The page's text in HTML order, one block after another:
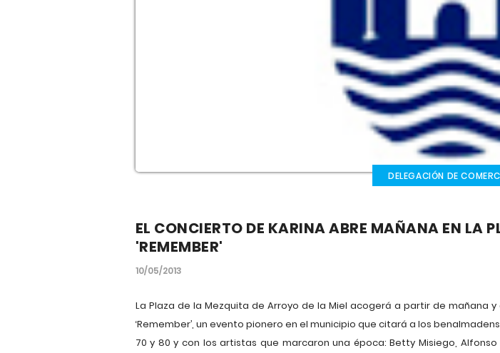
DELEGACIÓN DE
EL CONCIERTO DE KARINA ABRE MAÑANA EN LA
'REMEMBER'
10/05/2013
La Plaza de la Mezquita de Arroyo de la Miel acogerá a partir de mañana
‘Remember’, un evento pionero en el municipio que citará a los
70 y 80 y con los artistas que marcaron una época: Betty Misiego, Alfonso